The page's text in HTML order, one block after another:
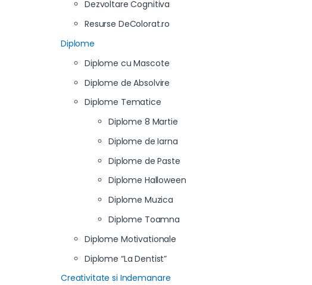
Dezvoltare Cognitiva
Resurse DeColorat.ro
Diplome
Diplome cu Mascote
Diplome de Absolvire
Diplome Tematice
Diplome 8 Martie
Diplome de Iarna
Diplome de Paste
Diplome Halloween
Diplome Muzica
Diplome Toamna
Diplome Motivationale
Diplome “La Dentist”
Creativitate si Indemanare